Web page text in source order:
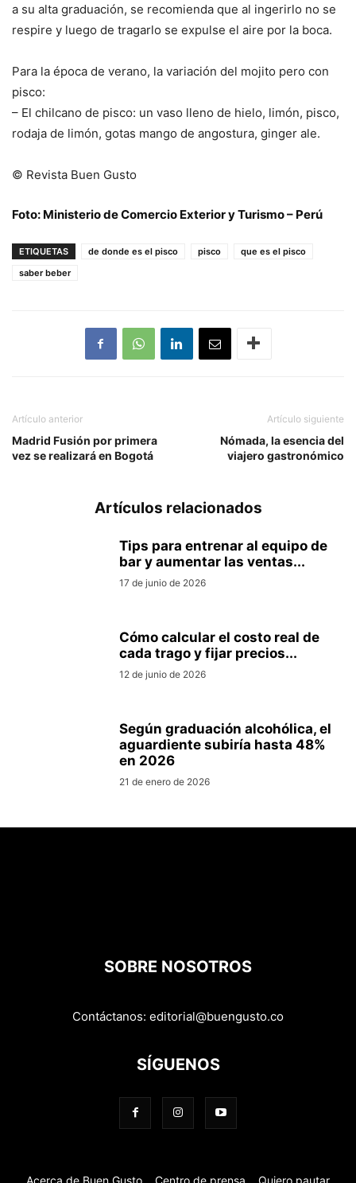
a su alta graduación, se recomienda que al ingerirlo no se
respire y luego de tragarlo se expulse el aire por la boca.
Para la época de verano, la variación del mojito pero con
pisco:
– El chilcano de pisco: un vaso lleno de hielo, limón, pisco,
rodaja de limón, gotas mango de angostura, ginger ale.
© Revista Buen Gusto
Foto: Ministerio de Comercio Exterior y Turismo – Perú
ETIQUETAS de donde es el pisco pisco
que es el pisco
saber beber
Artículo anterior
Madrid Fusión por primera
vez se realizará en Bogotá
Artículo siguiente
Nómada, la esencia del
viajero gastronómico
Artículos relacionados
Tips para entrenar al equipo de
bar y aumentar las ventas...
17 de junio de 2026
Cómo calcular el costo real de
cada trago y fijar precios...
12 de junio de 2026
Según graduación alcohólica, el
aguardiente subiría hasta 48%
en 2026
21 de enero de 2026
SOBRE NOSOTROS
Contáctanos: editorial@buengusto.co
SÍGUENOS
Acerca de Buen Gusto Centro de prensa Quiero pautar